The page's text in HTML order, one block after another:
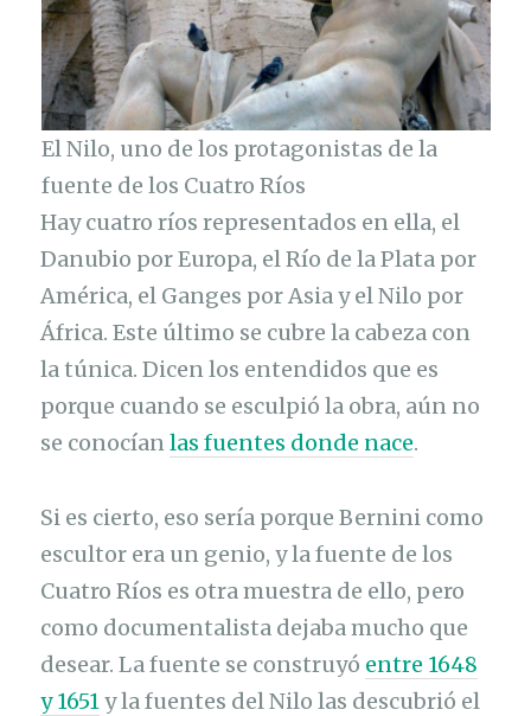
El Nilo, uno de los protagonistas de la
fuente de los Cuatro Ríos
Hay cuatro ríos representados en ella, el
Danubio por Europa, el Río de la Plata por
América, el Ganges por Asia y el Nilo por
África. Este último se cubre la cabeza con
la túnica. Dicen los entendidos que es
porque cuando se esculpió la obra, aún no
se conocíanlas fuentes donde nace.
Si es cierto, eso sería porque Bernini como
escultor era un genio, y la fuente de los
Cuatro Ríos es otra muestra de ello, pero
como documentalista dejaba mucho que
desear. La fuente se construyó entre 1648
y 1651y la fuentes del Nilo las descubrió el